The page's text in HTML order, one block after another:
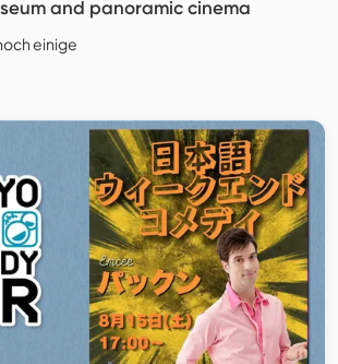
and panoramic cinema
einige